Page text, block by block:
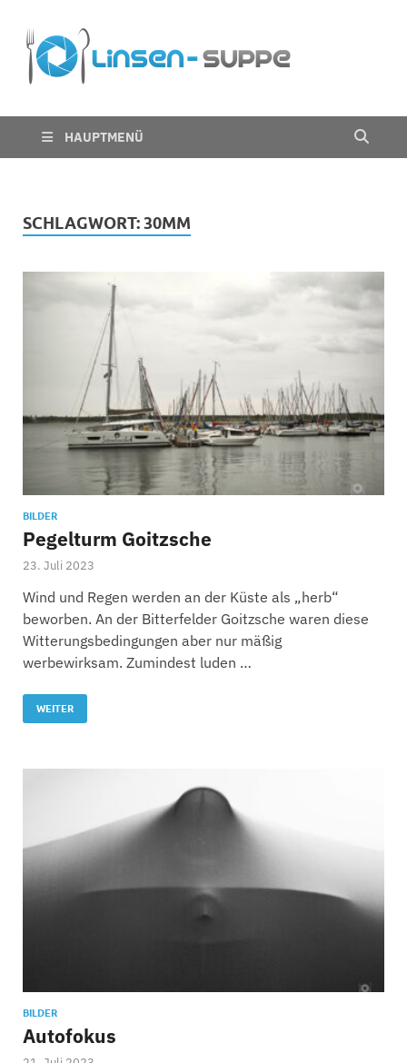
Suppe
HAUPTMENÜ
SCHLAGWORT:30MM
BILDER
Pegelturm Goitzsche
23. Juli 2023
Wind und Regen werden an der Küste als „herb“
beworben. An der Bitterfelder Goitzsche waren diese
Witterungsbedingungen aber nur mäßig
werbewirksam. Zumindest luden …
WEITER
BILDER
Autofokus